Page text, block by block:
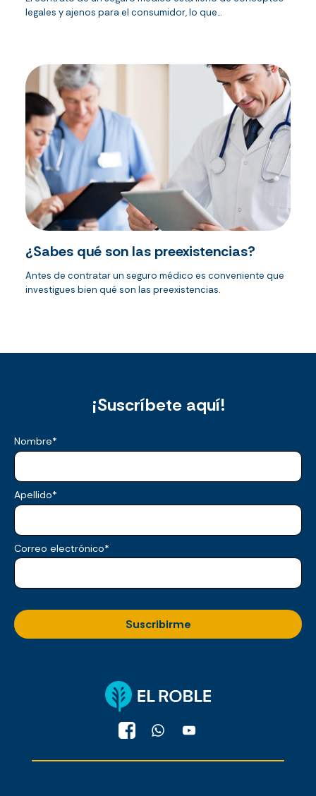
legales y ajenos para el consumidor, lo que...
¿Sabes qué son las preexistencias?
Antes de contratar un seguro médico es conveniente que
investigues bien qué son las preexistencias.
¡Suscríbete aquí!
Nombre*
Apellido*
Correo electrónico*